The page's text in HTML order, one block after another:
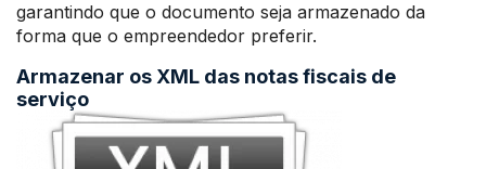
garantindo que o documento seja armazenado da
forma que o empreendedor preferir.
Armazenar os XML das notas fiscais de
serviço